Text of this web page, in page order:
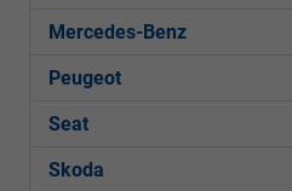
Mercedes-Benz
Peugeot
Seat
Skoda